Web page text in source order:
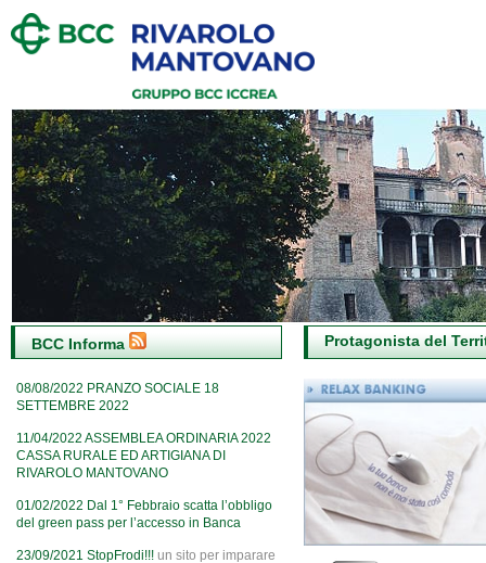
BCC Informa
08/08/2022 PRANZO SOCIALE 18
SETTEMBRE 2022
11/04/2022 ASSEMBLEA ORDINARIA 2022
CASSA RURALE ED ARTIGIANA DI
RIVAROLO MANTOVANO
01/02/2022 Dal 1° Febbraio scatta l’obbligo
del green pass per l’accesso in Banca
23/09/2021 StopFrodi!!! un sito per imparare
Protagonista del